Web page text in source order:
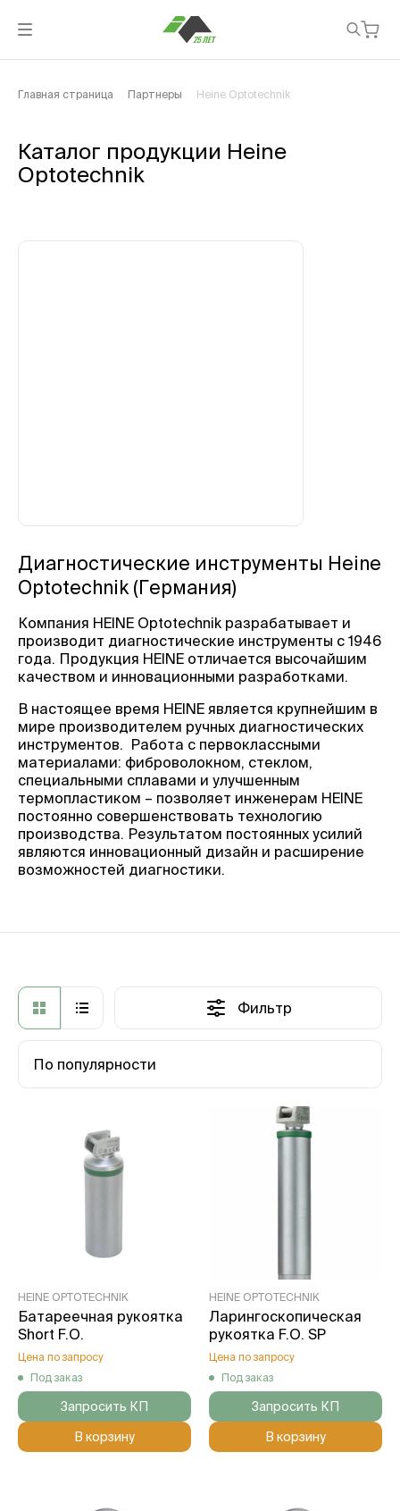
Главная страница Партнеры Heine Optotechnik
Каталог продукции Heine
Optotechnik
Диагностические инструменты Heine
Optotechnik (Германия)
Компания HEINE Optotechnik разрабатывает и
производит диагностические инструменты с 1946
года. Продукция HEINE отличается высочайшим
качеством и инновационными разработками.
В настоящее время HEINE является крупнейшим в
мире производителем ручных диагностических
инструментов. Работа с первоклассными
материалами: фиброволокном, стеклом,
специальными сплавами и улучшенным
термопластиком – позволяет инженерам HEINE
постоянно совершенствовать технологию
производства. Результатом постоянных усилий
являются инновационный дизайн и расширение
возможностей диагностики.
Фильтр
По популярности
HEINE OPTOTECHNIK
Батареечная рукоятка
Short F.O.
Цена по запросу
Под заказ
Запросить КП
В корзину
HEINE OPTOTECHNIK
Ларингоскопическая
рукоятка F.O. SP
Цена по запросу
Под заказ
Запросить КП
В корзину